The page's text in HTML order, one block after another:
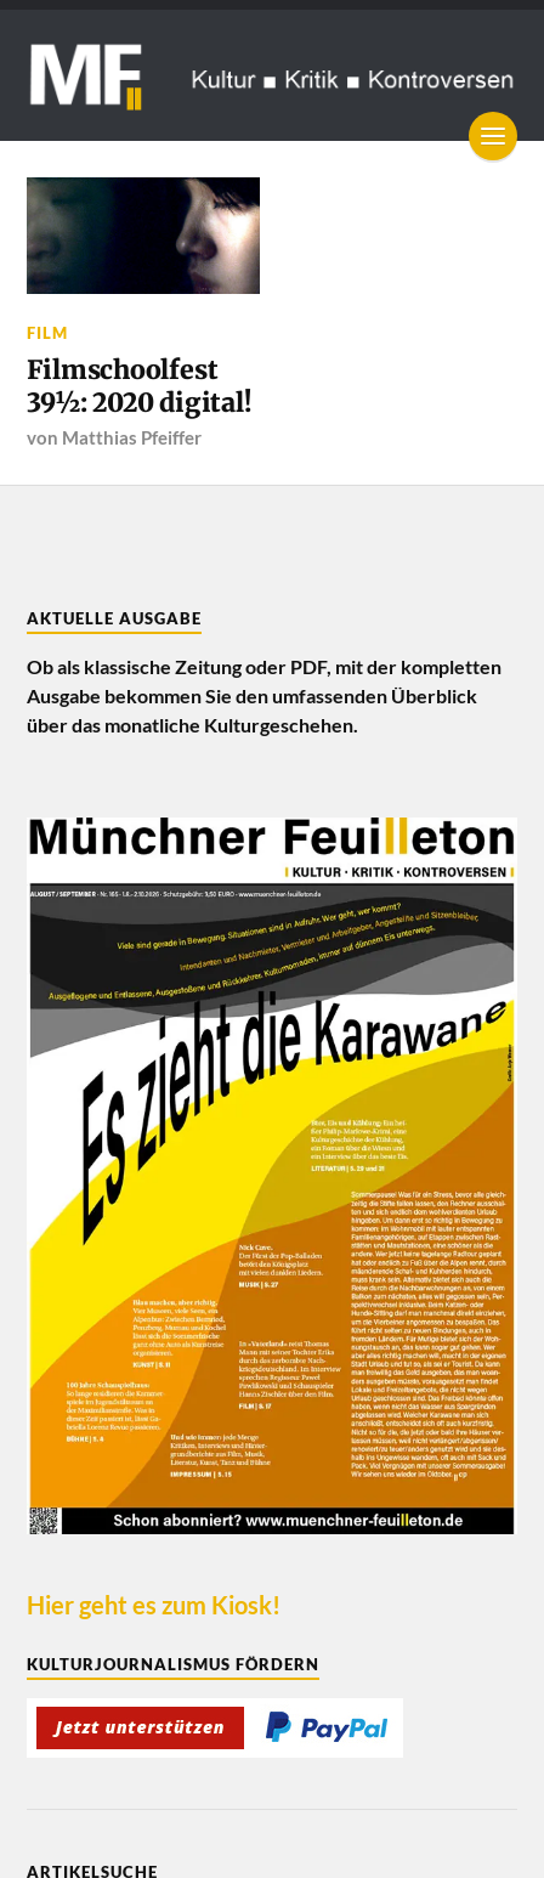
FILM
Filmschoolfest
39½: 2020 digital!
von Matthias Pfeiffer
AKTUELLE AUSGABE
Ob als klassische Zeitung oder PDF, mit der kompletten
Ausgabe bekommen Sie den umfassenden Überblick
über das monatliche Kulturgeschehen.
Hier geht es zum Kiosk!
KULTURJOURNALISMUS FÖRDERN
ARTIKELSUCHE